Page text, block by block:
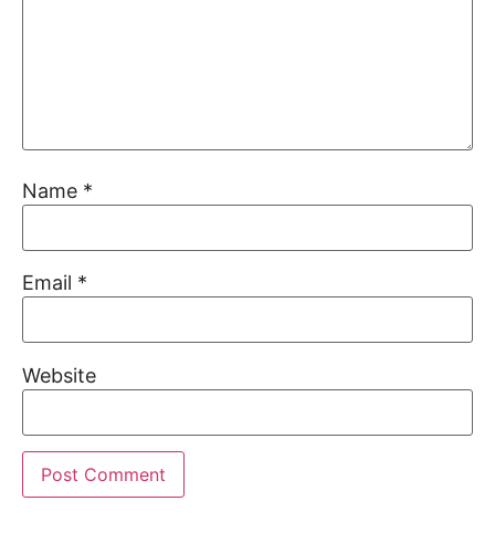
Name *
Email *
Website